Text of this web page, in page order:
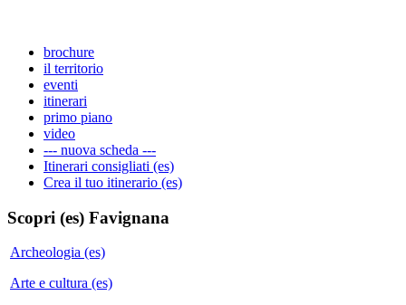
brochure
il territorio
eventi
itinerari
primo piano
video
--- nuova scheda ---
Itinerari consigliati (es)
Crea il tuo itinerario (es)
Scopri (es) Favignana
Archeologia (es)
Arte e cultura (es)